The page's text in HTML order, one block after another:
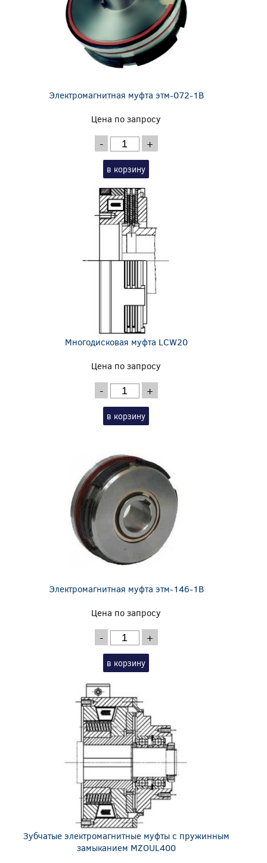
Электромагнитная муфта этм-072-1В
Цена по запросу
- +
в корзину
Многодисковая муфта LCW20
Цена по запросу
- +
в корзину
Электромагнитная муфта этм-146-1В
Цена по запросу
- +
в корзину
Зубчатые электромагнитные муфты с пружинным
замыканием MZOUL400